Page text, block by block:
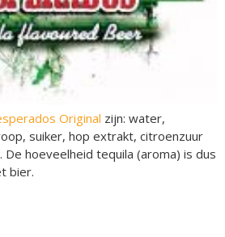
Original zijn: water,
suiker, hop extrakt, citroenzuur
De hoeveelheid tequila (aroma) is dus
bier.